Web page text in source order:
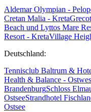
Aldemar Olympian -
Cretan Malia - Kreta
Beach und Lyttos Mare
Resort - KretaVillage
Deutschland:
Tennisclub Baltrum &
Health & Balance -
BrandenburgSchloss
OstseeStrandhotel
Ostsee